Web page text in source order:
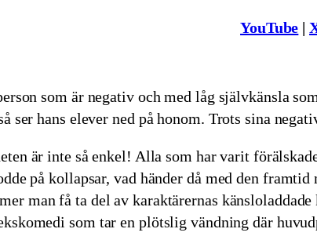
YouTube |
som är negativ och med låg självkänsla
ser hans elever ned på honom. Trots sina
är inte så enkel! Alla som har varit
på kollapsar, vad händer då med den
man få ta del av karaktärernas
som tar en plötslig vändning där